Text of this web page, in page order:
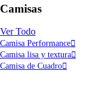
Camisas
Ver Todo
Camisa Performance
Camisa lisa y textura
Camisa de Cuadro